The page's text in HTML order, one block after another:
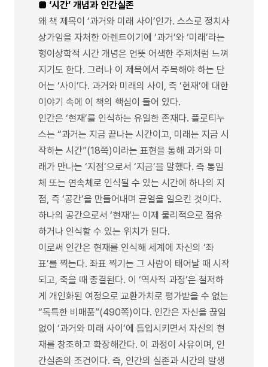
■ ‘시간’ 개념과 인간실존
왜 책 제목이 ‘과거와 미래 사이’인가. 스스로 정치사
상가임을 자처한 아렌트이기에 ‘과거’와 ‘미래’라는
형이상학적 시간 개념은 언뜻 어색한 주제처럼 느껴
지기도 한다. 그러나 이 제목에서 주목해야 하는 단
어는 ‘사이’다. 과거와 미래의 사이, 즉 ‘현재’에 대한
이야기 속에 이 책의 핵심이 들어 있다.
인간은 ‘현재’를 인식하는 유일한 존재다. 플로티누
스는 “과거는 지금 끝나는 시간이고, 미래는 지금 시
작하는 시간”(18쪽)이라는 표현을 통해 과거와 미
래가 만나는 ‘지점’으로서 ‘지금’을 말했다. 즉 통일
체 또는 연속체로 인식될 수 있는 시간에 하나의 지
점, 즉 ‘공간’을 만들어내며 균열을 일으킨 것이다.
하나의 공간으로서 ‘현재’는 이제 물리적으로 점유
하거나 인식할 수 있는 위치가 된다.
이로써 인간은 현재를 인식해 세계에 자신의 ‘좌
표’를 찍는다. 좌표 찍기는 그 사람이 태어날 때 시작
되고, 죽을 때 종결된다. 이 ‘역사적 과정’은 철저하
게 개인화된 여정으로 교환가치로 평가받을 수 없는
“독특한 비매품”(490쪽)이다. 인간은 자신을 끊임
없이 ‘과거와 미래 사이’에 틈입시키면서 자신의 현
재를 창조하고 확장해간다. 이 과정이 사유이며, 인
간실존의 조건이다. 즉, 인간의 실존과 시간의 발생